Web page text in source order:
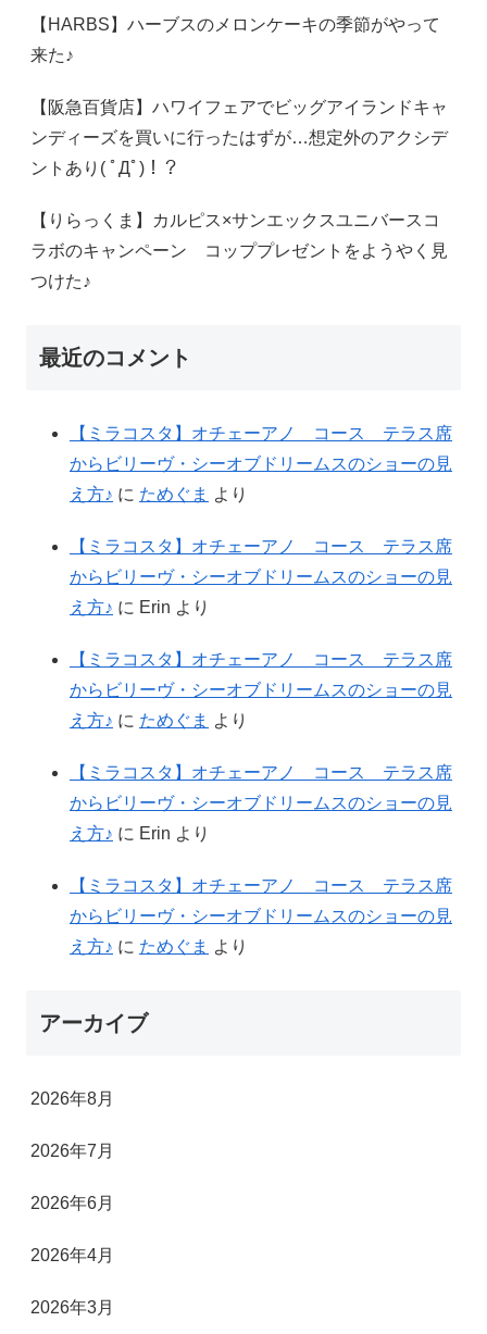
【HARBS】ハーブスのメロンケーキの季節がやって
来た♪
【阪急百貨店】ハワイフェアでビッグアイランドキャ
ンディーズを買いに行ったはずが…想定外のアクシデ
ントあり( ﾟДﾟ)！？
【りらっくま】カルピス×サンエックスユニバースコ
ラボのキャンペーン コッププレゼントをようやく見
つけた♪
最近のコメント
【ミラコスタ】オチェーアノ コース テラス席
からビリーヴ・シーオブドリームスのショーの見
え方♪ に ためぐま より
【ミラコスタ】オチェーアノ コース テラス席
からビリーヴ・シーオブドリームスのショーの見
え方♪ に Erin より
【ミラコスタ】オチェーアノ コース テラス席
からビリーヴ・シーオブドリームスのショーの見
え方♪ に ためぐま より
【ミラコスタ】オチェーアノ コース テラス席
からビリーヴ・シーオブドリームスのショーの見
え方♪ に Erin より
【ミラコスタ】オチェーアノ コース テラス席
からビリーヴ・シーオブドリームスのショーの見
え方♪ に ためぐま より
アーカイブ
2026年8月
2026年7月
2026年6月
2026年4月
2026年3月